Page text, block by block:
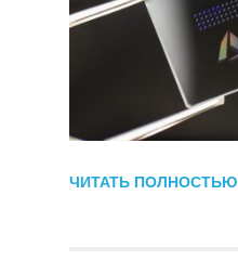
ЧИТАТЬ ПОЛНОСТЬЮ